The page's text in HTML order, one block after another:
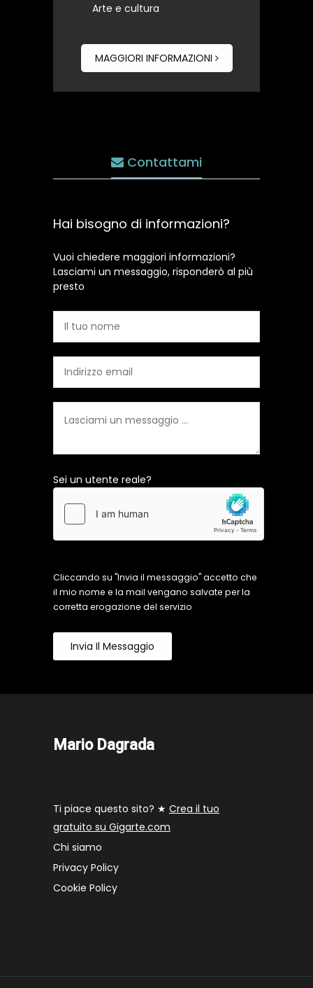
Arte e cultura
MAGGIORI INFORMAZIONI
Contattami
Hai bisogno di informazioni?
Vuoi chiedere maggiori informazioni?
Lasciami un messaggio, risponderò al più
presto
Sei un utente reale?
Cliccando su "Invia il messaggio" accetto che
il mio nome e la mail vengano salvate per la
corretta erogazione del servizio
Invia Il Messaggio
Mario Dagrada
Ti piace questo sito? ★ Crea il tuo
gratuito su Gigarte.com
Chi siamo
Privacy Policy
Cookie Policy